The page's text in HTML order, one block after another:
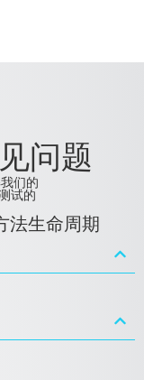
问题
们的
试的
法生命周期